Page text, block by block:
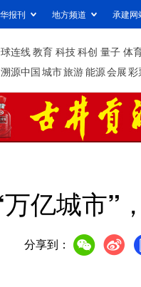
报刊 地方频道 承建网
连线教育 科技科创 量子 体
溯源中国城市旅游能源会展彩
亿城市”
分享到：